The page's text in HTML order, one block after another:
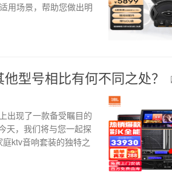
用场景，帮助您做出明
型号相比有何不同之处？
出现了一款备受瞩目的
天，我们将与您一起探
ktv音响套装的独特之